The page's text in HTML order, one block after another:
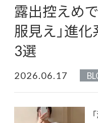
露出控えめ
服見え」進
3選
2026.06.17